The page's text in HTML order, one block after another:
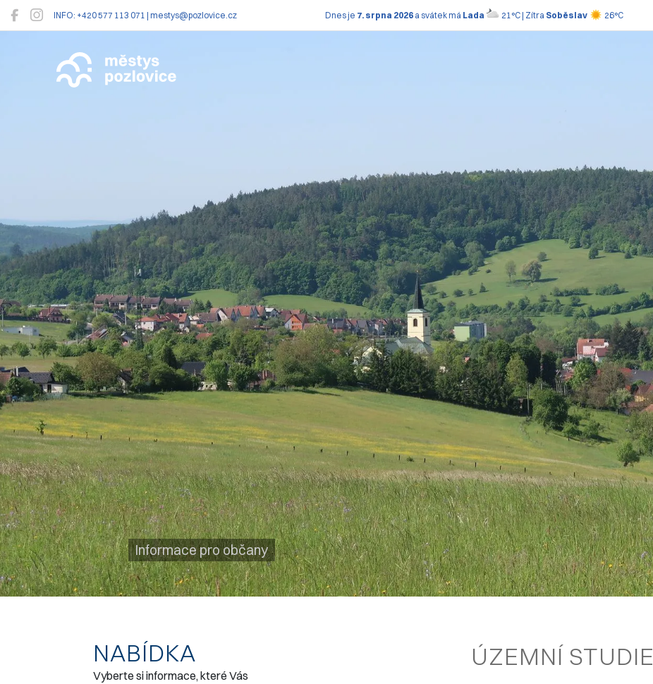
INFO: +420 577 113 071 | mestys@pozlovice.cz Dnes je 7. srpna 2026a svátek má Lada 21°C | Zítra Soběslav 26°C
Pozlovice
Informace pro občany
NABÍDKA
Vyberte si informace, které Vás
ÚZEMNÍ STUDIE